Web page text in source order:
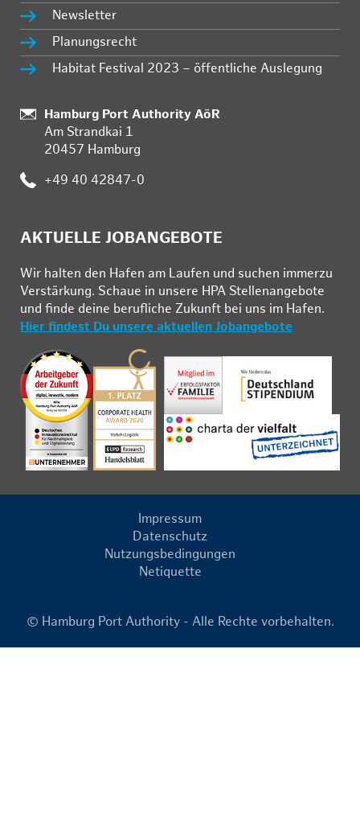
Newsletter
Planungsrecht
Habitat Festival 2023 – öffentliche Auslegung
Standort:
Hamburg Port Authority AöR
Am Strandkai 1
20457 Hamburg
Telefon:
+49 40 42847-0
AKTUELLE JOBANGEBOTE
Wir hal­ten den Ha­fen am Lau­fen und su­chen im­mer­zu
Ver­stär­kung. Schau­e in un­se­re HPA Stel­len­an­ge­bo­te
und fin­de deine be­ruf­li­che Zu­kunft bei uns im Ha­fen.
Hier findest Du unsere aktuellen Jobangebote
Impressum
Datenschutz
Nutzungsbedingungen
Netiquette
© Hamburg Port Authority - Alle Rechte vorbehalten.